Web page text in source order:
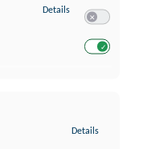
Details zu Entwicklung
Details